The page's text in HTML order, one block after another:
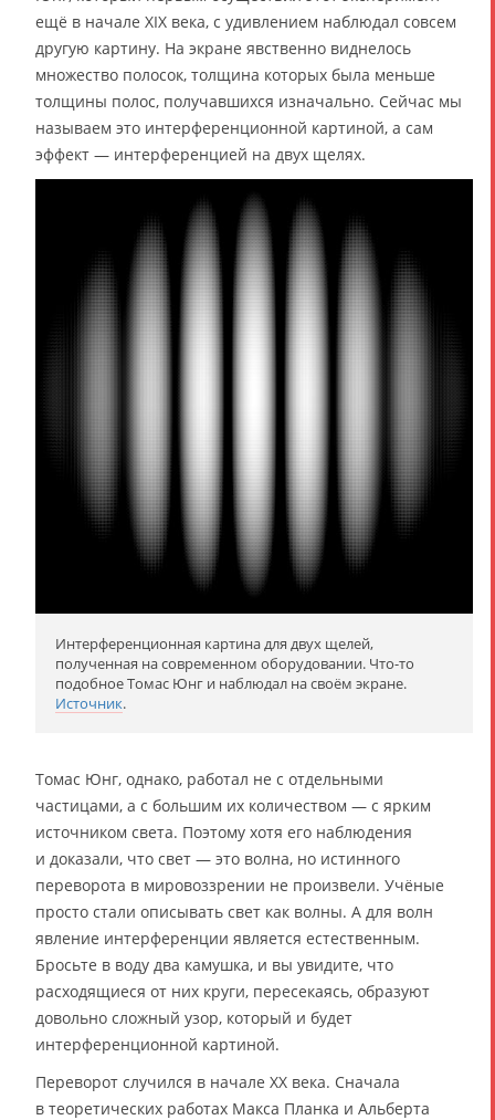
ещё в начале XIX века, с удивлением наблюдал совсем
другую картину. На экране явственно виднелось
множество полосок, толщина которых была меньше
толщины полос, получавшихся изначально. Сейчас мы
называем это интерференционной картиной, а сам
эффект — интерференцией на двух щелях.
Интерференционная картина для двух щелей,
полученная на современном оборудовании. Что-то
подобное Томас Юнг и наблюдал на своём экране.
Источник.
Томас Юнг, однако, работал не с отдельными
частицами, а с большим их количеством — с ярким
источником света. Поэтому хотя его наблюдения
и доказали, что свет — это волна, но истинного
переворота в мировоззрении не произвели. Учёные
просто стали описывать свет как волны. А для волн
явление интерференции является естественным.
Бросьте в воду два камушка, и вы увидите, что
расходящиеся от них круги, пересекаясь, образуют
довольно сложный узор, который и будет
интерференционной картиной.
Переворот случился в начале XX века. Сначала
в теоретических работах Макса Планка и Альберта